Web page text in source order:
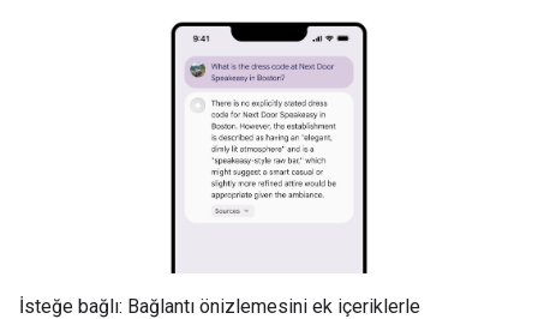
İsteğe bağlı: Bağlantı önizlemesini ek içeriklerle